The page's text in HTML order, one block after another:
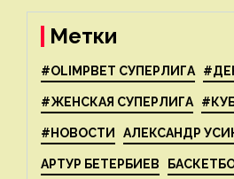
Метки
#OLIMPBET СУПЕРЛИГА
#ЖЕНСКАЯ СУПЕРЛИГА
#НОВОСТИ АЛЕКСАНДР
АРТУР БЕТЕРБИЕВ